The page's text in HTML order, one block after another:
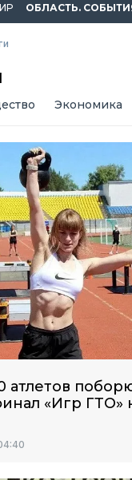
ОБЛАСТЬ.
Экономика
атлетов
«Игр ГТО»